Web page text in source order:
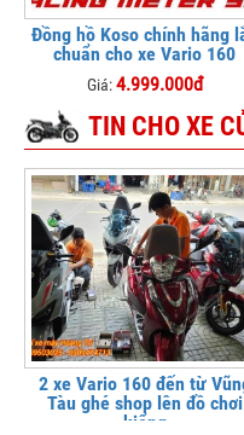
Đồng hồ Koso chính hãng
chuẩn cho xe Vario 160
Giá:4.999.000đ
TIN CHO XE
2 xe Vario 160 đến từ
Tàu ghé shop lên đồ chơi
kiểng